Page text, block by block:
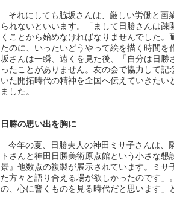
それにしても脇坂さんは、厳しい労働と画
られないといいます。「まして日勝さんは疎
くことから始めなければなりませんでした
たのに、いったいどうやって絵を描く時間を
坂さんは一瞬、遠くを見た後、「自分は日勝
ったことがありません。友の会で協力して
いた開拓時代の精神を全国へ伝えていきたい
ました。
日勝の思い出を胸に
今年の夏、日勝夫人の神田ミサ子さんは、
トさんと神田日勝美術原点館という小さな
景』他数点の複製が展示されています。ミサ
た方々と語り合える場が欲しかったのです」
の、心に響くものを見る時代だと思います」